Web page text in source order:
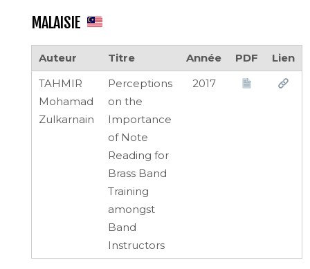
MALAISIE
Auteur Titre Année PDF
Lien
TAHMIR
Mohamad
Zulkarnain
Perceptions
on the
Importance
of Note
Reading for
Brass Band
Training
amongst
Band
Instructors
2017